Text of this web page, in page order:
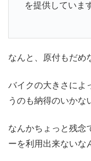
を提供していま
なんと、原付もだめ
バイクの大きさによ
うのも納得のいかな
なんかちょっと残念
ーを利用出来ないな